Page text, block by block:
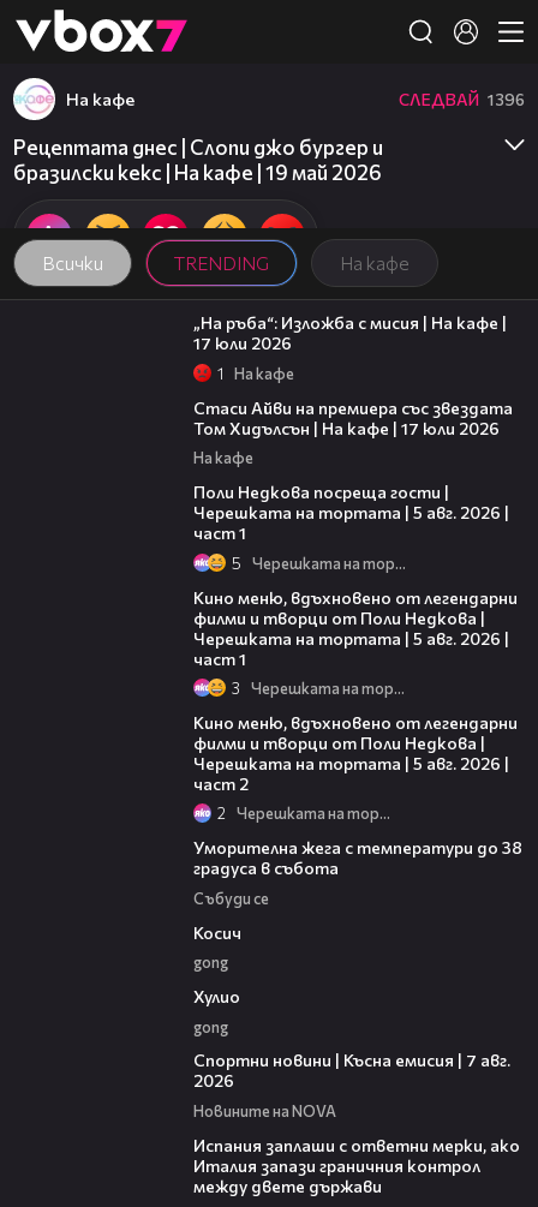
👾
Всички TRENDING На кафе
На кафе СЛЕДВАЙ 1396
Рецептата днес | Слопи джо бургер и
бразилски кекс | На кафе | 19 май 2026
09:09
„На ръба“: Изложба с мисия | На кафе |
17 юли 2026
1 На кафе
Стаси Айви на премиера със звездата
Том Хидълсън | На кафе | 17 юли 2026
На кафе
Поли Недкова посреща гости |
Черешката на тортата | 5 авг. 2026 |
част 1
5 Черешката на тортата
Кино меню, вдъхновено от легендарни
филми и творци от Поли Недкова |
Черешката на тортата | 5 авг. 2026 |
част 1
3 Черешката на тортата
Кино меню, вдъхновено от легендарни
филми и творци от Поли Недкова |
Черешката на тортата | 5 авг. 2026 |
част 2
2 Черешката на тортата
Уморителна жега с температури до 38
градуса в събота
Събуди се
Косич
gong
Хулио
gong
Спортни новини | Късна емисия | 7 авг.
2026
Новините на NOVA
Испания заплаши с ответни мерки, ако
Италия запази граничния контрол
между двете държави